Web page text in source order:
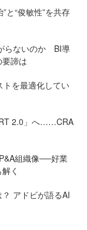
と“俊敏性”を共存
らないのか BI導
諦は
トを最適化してい
2.0」へ……CRA
組織像──好業
く
アドビが語るAI